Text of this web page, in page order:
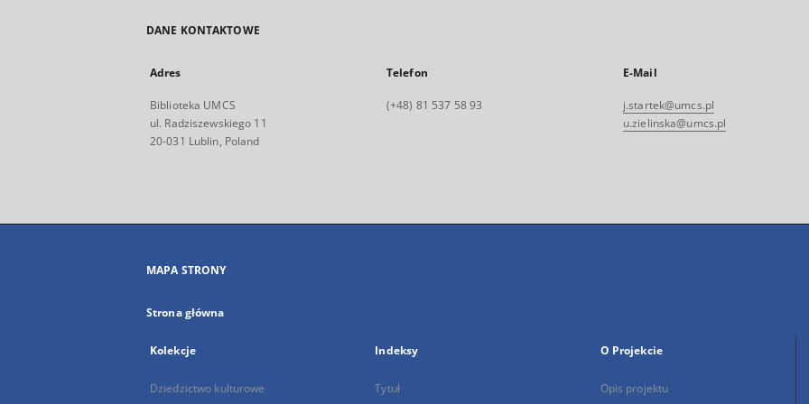
DANE KONTAKTOWE
Adres
Biblioteka UMCS
ul. Radziszewskiego 11
20-031 Lublin, Poland
Telefon
(+48) 81 537 58 93
E-Mail
j.startek@umcs.pl
u.zielinska@umcs.pl
MAPA STRONY
Strona główna
Kolekcje
Dziedzictwo kulturowe
Indeksy
Tytuł
O Projekcie
Opis projektu